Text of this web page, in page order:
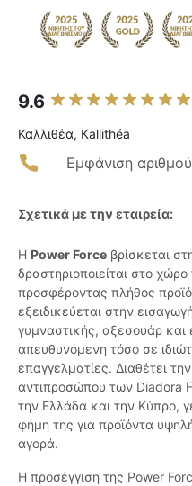
9.6
Καλλιθέα, Kallithéa
Εμφάνιση
Σχετικά με την εταιρεία:
Η Power Force βρίσκεται
δραστηριοποιείται στο
προσφέροντας πλήθος
εξειδικεύεται στην
γυμναστικής, αξεσουάρ και
απευθυνόμενη τόσο σε
επαγγελματίες. Διαθέτει
αντιπροσώπου των Diadora
την Ελλάδα και την Κύπρο,
φήμη της για προϊόντα
αγορά.
Η προσέγγιση της Power